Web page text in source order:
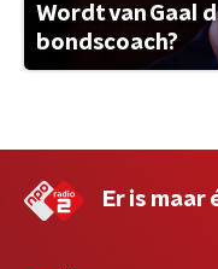
Wordt van Gaal
bondscoach?
Er is maar